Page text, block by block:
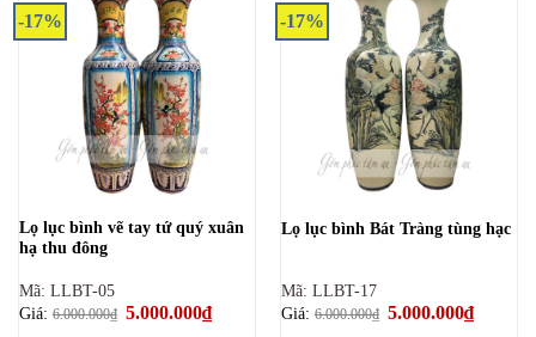
-17%
Lọ lục bình vẽ tay tứ quý xuân
hạ thu đông
Mã: LLBT-05
Giá:6.000.000₫ Giá
5.000.000₫Giá
hiện
-17%
Lọ lục bình Bát Tràng tùng hạc
Mã: LLBT-17
Giá:6.000.000₫ Giá
5.000.000₫Giá
hiện